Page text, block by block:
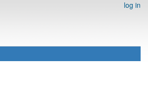
log in